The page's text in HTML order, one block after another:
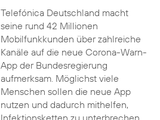
Telefónica Deutschland macht
seine rund 42 Millionen
Mobilfunkkunden über zahlreiche
Kanäle auf die neue Corona-Warn-
App der Bundesregierung
aufmerksam. Möglichst viele
Menschen sollen die neue App
nutzen und dadurch mithelfen,
Infektionsketten zu unterbrechen.